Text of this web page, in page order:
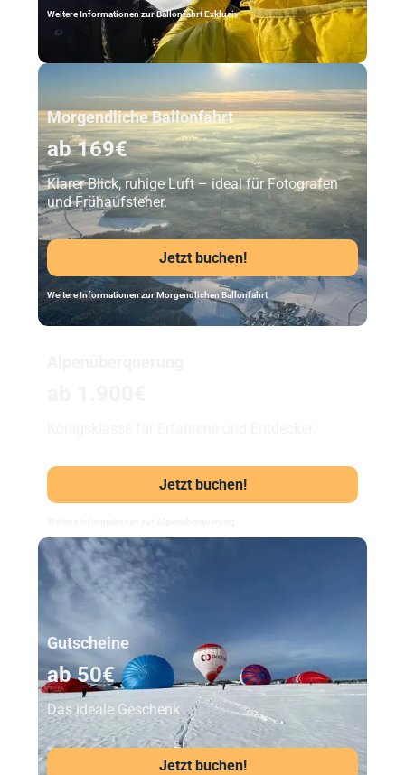
Weitere Informationen zur Ballonfahrt Exklusiv
Morgendliche Ballonfahrt
ab 169€
Klarer Blick, ruhige Luft – ideal für Fotografen
und Frühaufsteher.
Jetzt buchen!
Weitere Informationen zur Morgendlichen Ballonfahrt
Jetzt buchen!
Unser Beststeller
Gutscheine
ab 50€
Das ideale Geschenk
Jetzt buchen!